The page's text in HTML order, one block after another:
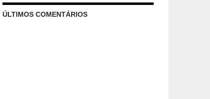
ÚLTIMOS COMENTÁRIOS